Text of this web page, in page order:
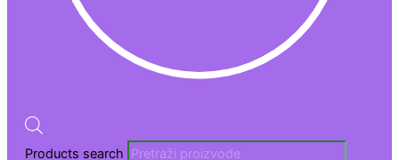
Products search